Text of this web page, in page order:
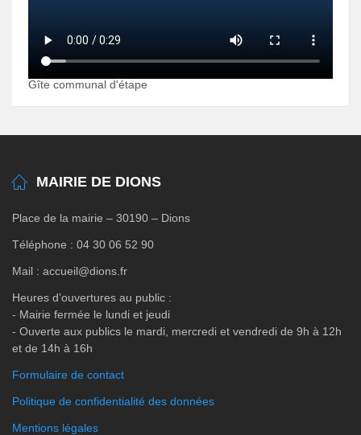
Gîte communal d'étape
MAIRIE DE DIONS
Place de la mairie – 30190 – Dions
Téléphone : 04 30 06 52 90
Mail : accueil@dions.fr
Heures d’ouvertures au public :
- Mairie fermée le lundi et jeudi
- Ouverte aux publics le mardi, mercredi et vendredi de 9h à 12h
et de 14h à 16h
Formulaire de contact
Politique de confidentialité des données
Mentions légales